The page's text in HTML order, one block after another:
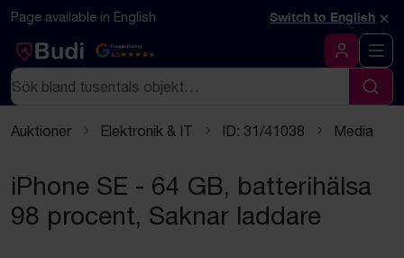
Hoppa till innehåll
Page available in English Switch to English ×
Google Rating
4.5
Logga in
Sök
Sök
Auktioner Elektronik & IT ID: 31/41038 Media
iPhone SE - 64 GB, batterihälsa
98 procent, Saknar laddare